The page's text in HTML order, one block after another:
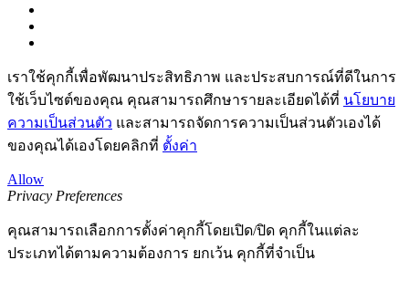
เราใช้คุกกี้เพื่อพัฒนาประสิทธิภาพ และประสบการณ์ที่ดีในการ
ใช้เว็บไซต์ของคุณ คุณสามารถศึกษารายละเอียดได้ที่ นโยบาย
ความเป็นส่วนตัว และสามารถจัดการความเป็นส่วนตัวเองได้
ของคุณได้เองโดยคลิกที่ ตั้งค่า
Allow
Privacy Preferences
คุณสามารถเลือกการตั้งค่าคุกกี้โดยเปิด/ปิด คุกกี้ในแต่ละ
ประเภทได้ตามความต้องการ ยกเว้น คุกกี้ที่จำเป็น